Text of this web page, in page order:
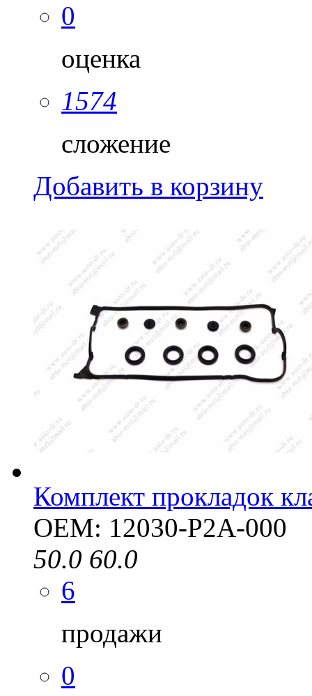
0
оценка
1574
сложение
Добавить в корзину
Комплект прокладок
OEM: 12030-P2A-000
50.0 60.0
6
продажи
0